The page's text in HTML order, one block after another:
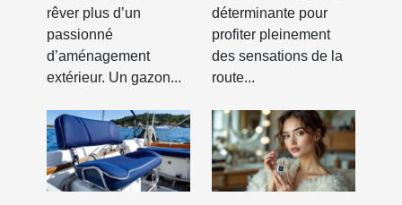
rêver plus d’un
passionné
d’aménagement
extérieur. Un gazon...
déterminante pour
profiter pleinement
des sensations de la
route...